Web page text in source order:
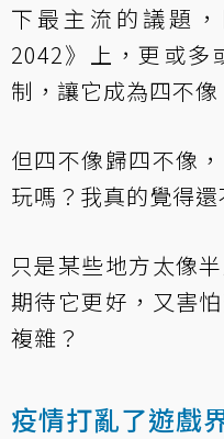
下最主流的議題
2042》上，更或多
制，讓它成為四不像
但四不像歸四不像
玩嗎？我真的覺得還
只是某些地方太像
期待它更好，又害
複雜？
疫情打亂了遊戲